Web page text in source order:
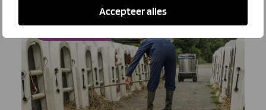
Accepteer alles